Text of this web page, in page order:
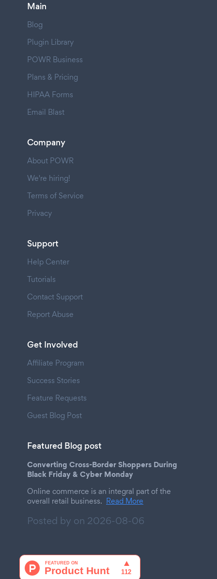
Main
Blog
Plugin Library
POWR Business
Plans & Pricing
HIPAA Forms
Email Blast
Company
About POWR
We're hiring!
Terms of Service
Privacy
Support
Help Center
Tutorials
Contact Support
Report Abuse
Get Involved
Affiliate Program
Success Stories
Feature Requests
Guest Blog Post
Featured Blog post
Converting Cross-Border Shoppers During
Black Friday & Cyber Monday
Online commerce is an integral part of the
overall retail business. Read More
Posted by on 2026-08-06